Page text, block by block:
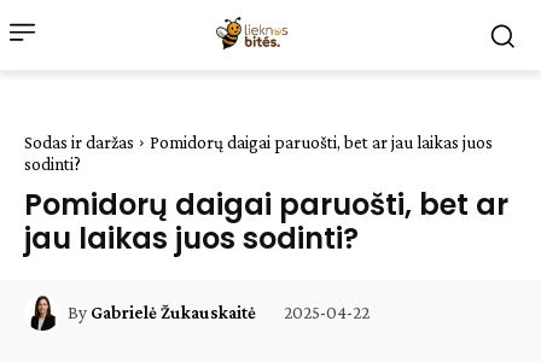
Sodas ir daržas
Pomidorų daigai paruošti, bet ar jau laikas juos
sodinti?
Pomidorų daigai paruošti, bet ar
jau laikas juos sodinti?
By Gabrielė Žukauskaitė 2025-04-22